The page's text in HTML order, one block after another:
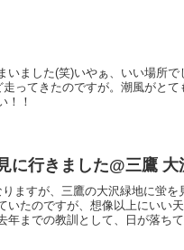
いました(笑)いやぁ、いい場所
走ってきたのですが。潮風がと
！！
に行きました@三鷹 大
ますが、三鷹の大沢緑地に蛍
いたのですが、想像以上にいい
年までの教訓として、日が落ち